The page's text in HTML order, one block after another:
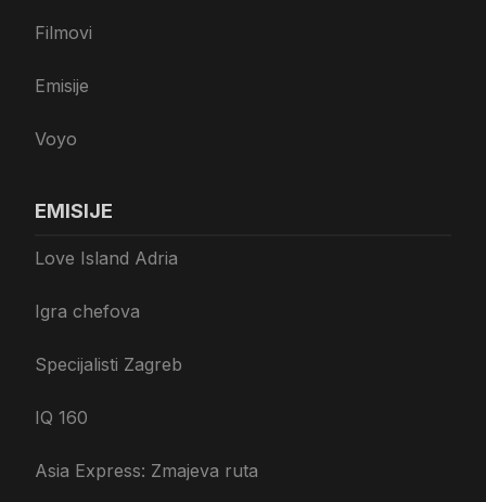
Filmovi
Emisije
Voyo
EMISIJE
Love Island Adria
Igra chefova
Specijalisti Zagreb
IQ 160
Asia Express: Zmajeva ruta